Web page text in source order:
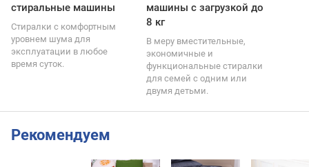
стиральные машины
Стиралки с комфортным
уровнем шума для
эксплуатации в любое
время суток.
машины с загрузкой до
8 кг
В меру вместительные,
экономичные и
функциональные стиралки
для семей с одним или
двумя детьми.
Рекомендуем